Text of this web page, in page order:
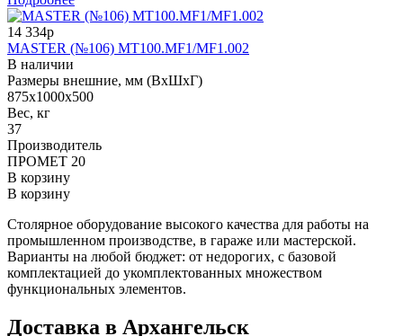
14 334р
MASTER (№106) MT100.MF1/MF1.002
В наличии
Размеры внешние, мм (ВхШхГ)
875x1000x500
Вес, кг
37
Производитель
ПРОМЕТ 20
В корзину
В корзину
Столярное оборудование высокого качества для работы на
промышленном производстве, в гараже или мастерской.
Варианты на любой бюджет: от недорогих, с базовой
комплектацией до укомплектованных множеством
функциональных элементов.
Доставка в Архангельск